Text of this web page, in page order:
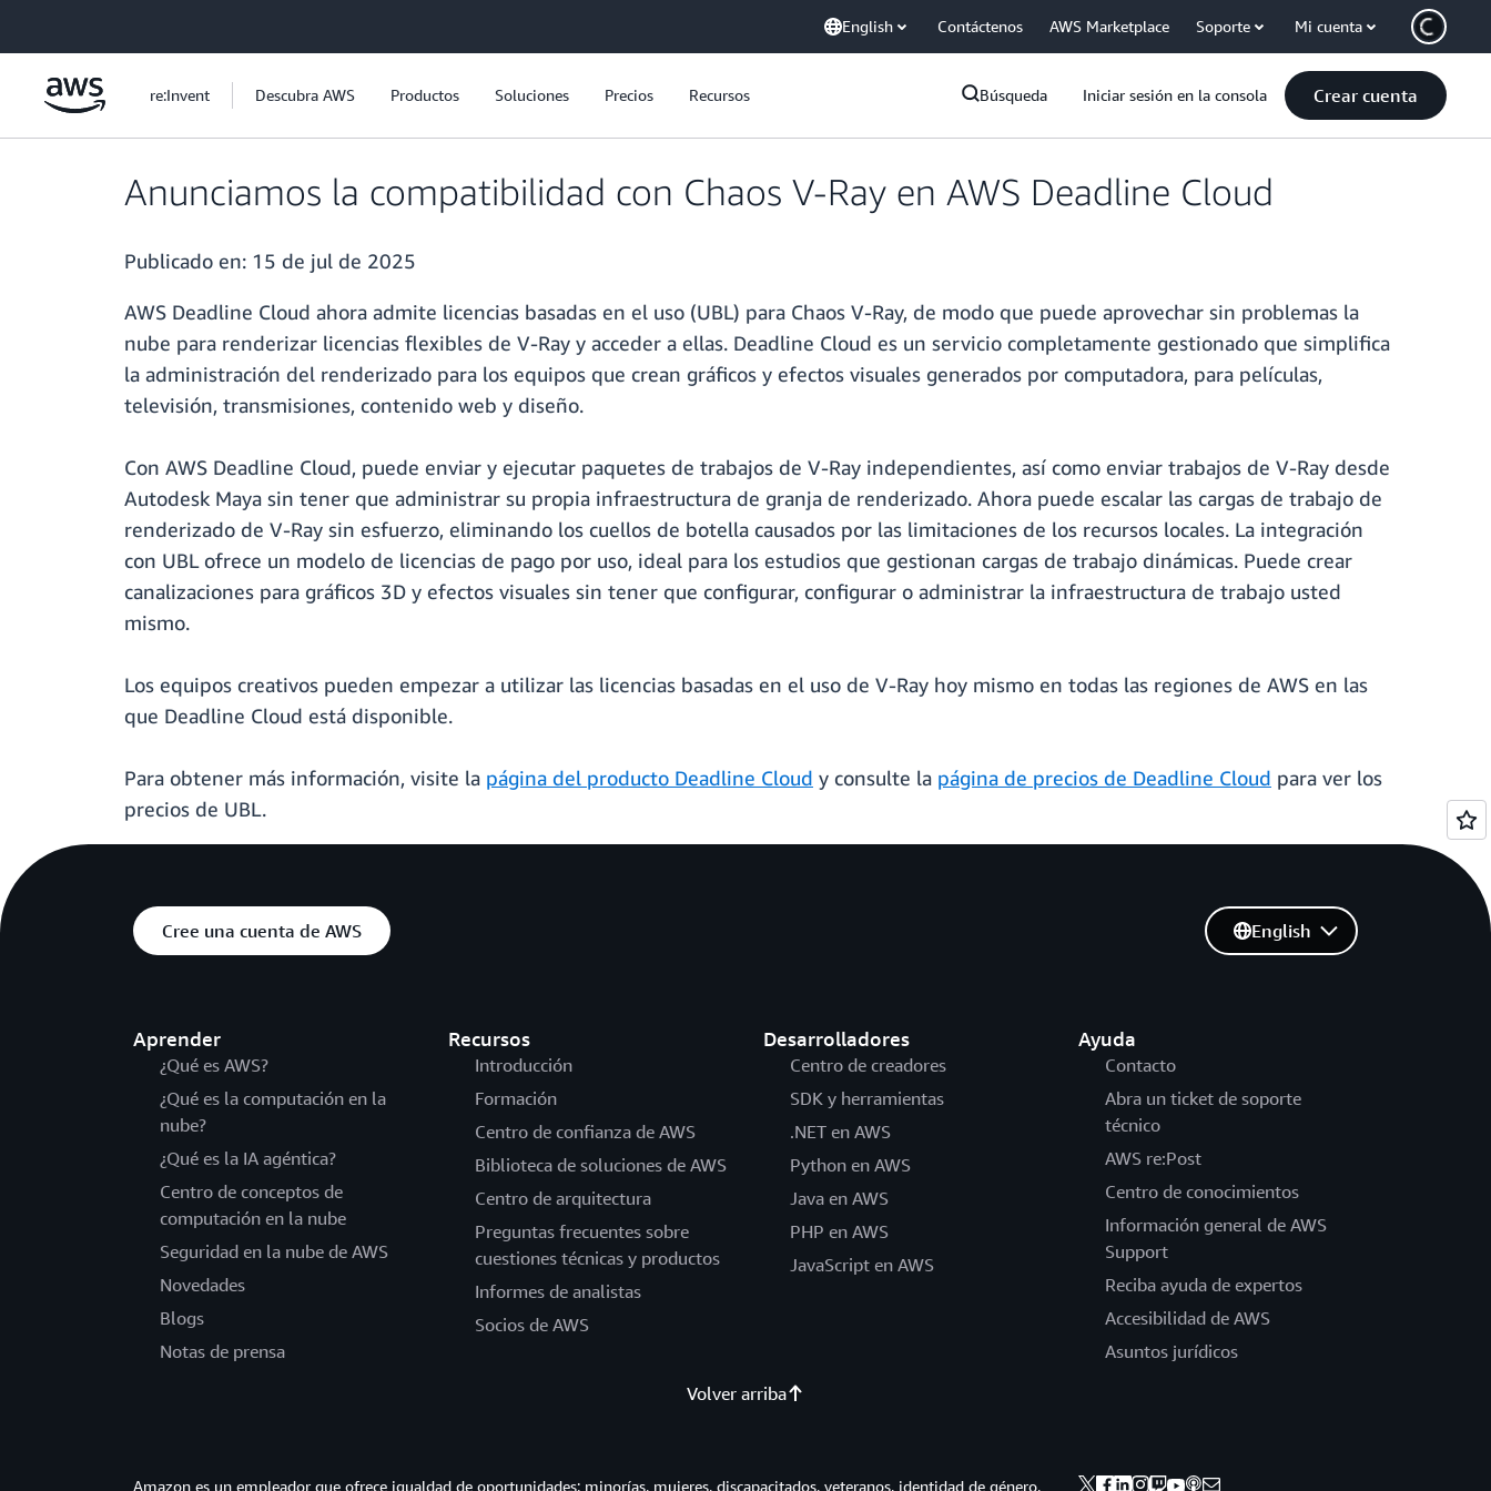
English Contáctenos AWS Marketplace Soporte Mi cuenta
re:Invent Descubra AWS Productos Soluciones Precios Recursos Búsqueda Iniciar sesión en la consola Crear cuenta
Anunciamos la compatibilidad con Chaos V-Ray en AWS Deadline Cloud
Publicado en: 15 de jul de 2025
AWS Deadline Cloud ahora admite licencias basadas en el uso (UBL) para Chaos V-Ray, de modo que puede aprovechar sin problemas la
nube para renderizar licencias flexibles de V-Ray y acceder a ellas. Deadline Cloud es un servicio completamente gestionado que simplifica
la administración del renderizado para los equipos que crean gráficos y efectos visuales generados por computadora, para películas,
televisión, transmisiones, contenido web y diseño.
Con AWS Deadline Cloud, puede enviar y ejecutar paquetes de trabajos de V-Ray independientes, así como enviar trabajos de V-Ray desde
Autodesk Maya sin tener que administrar su propia infraestructura de granja de renderizado. Ahora puede escalar las cargas de trabajo de
renderizado de V-Ray sin esfuerzo, eliminando los cuellos de botella causados por las limitaciones de los recursos locales. La integración
con UBL ofrece un modelo de licencias de pago por uso, ideal para los estudios que gestionan cargas de trabajo dinámicas. Puede crear
canalizaciones para gráficos 3D y efectos visuales sin tener que configurar, configurar o administrar la infraestructura de trabajo usted
mismo.
Los equipos creativos pueden empezar a utilizar las licencias basadas en el uso de V-Ray hoy mismo en todas las regiones de AWS en las
que Deadline Cloud está disponible.
Para obtener más información, visite la página del producto Deadline Cloud y consulte la página de precios de Deadline Cloud para ver los
precios de UBL.
Cree una cuenta de AWS
Aprender
¿Qué es AWS?
¿Qué es la computación en la
nube?
¿Qué es la IA agéntica?
Centro de conceptos de
computación en la nube
Seguridad en la nube de AWS
Novedades
Blogs
Notas de prensa
Recursos
Introducción
Formación
Centro de confianza de AWS
Biblioteca de soluciones de AWS
Centro de arquitectura
Preguntas frecuentes sobre
cuestiones técnicas y productos
Informes de analistas
Socios de AWS
Desarrolladores
Centro de creadores
SDK y herramientas
.NET en AWS
Python en AWS
Java en AWS
PHP en AWS
JavaScript en AWS
Ayuda
Contacto
Abra un ticket de soporte
técnico
AWS re:Post
Centro de conocimientos
Información general de AWS
Support
Reciba ayuda de expertos
Accesibilidad de AWS
Asuntos jurídicos
English
Volver arriba
Amazon es un empleador que ofrece igualdad de oportunidades: minorías, mujeres, discapacitados, veteranos, identidad de género,